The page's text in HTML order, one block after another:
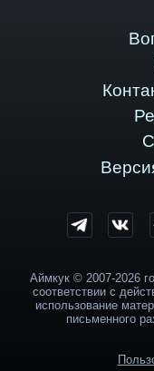
Аймкук © 2007-2026
соответствии с
использование
письменного